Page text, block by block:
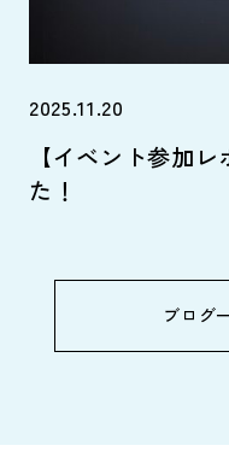
2025.11.20
【イベント参加
た！
ブログ